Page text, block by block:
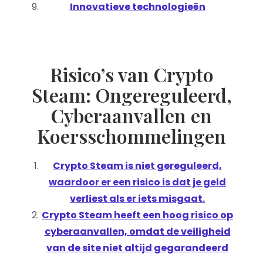
Innovatieve technologieën
Risico’s van Crypto
Steam: Ongereguleerd,
Cyberaanvallen en
Koersschommelingen
Crypto Steam is niet gereguleerd,
waardoor er een risico is dat je geld
verliest als er iets misgaat.
Crypto Steam heeft een hoog risico op
cyberaanvallen, omdat de veiligheid
van de site niet altijd gegarandeerd